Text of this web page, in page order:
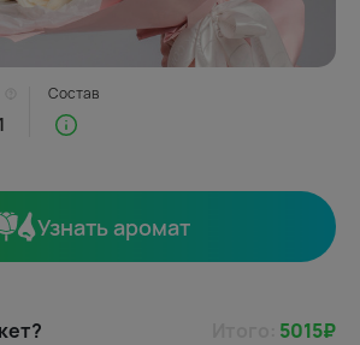
Состав
Узнать аромат
5015₽